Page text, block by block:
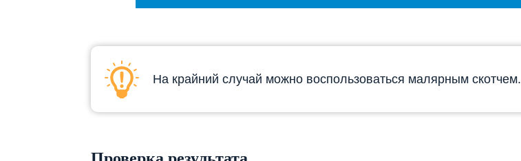
На крайний случай можно воспользоваться малярным скотчем.